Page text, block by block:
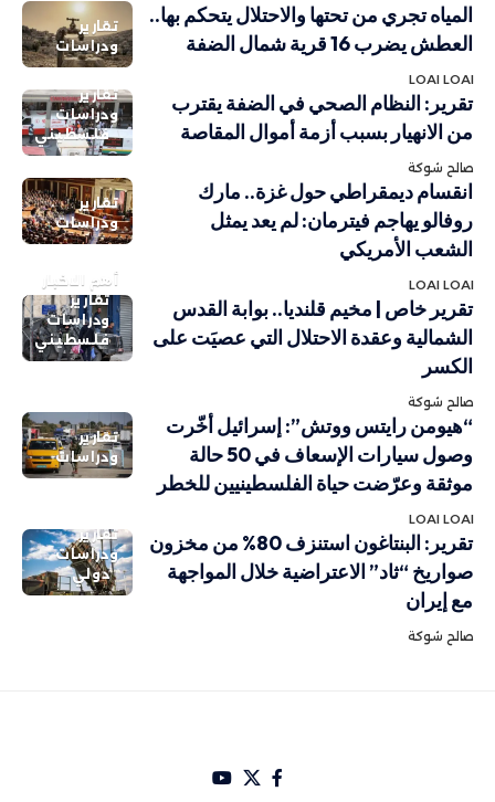
تقارير
ودراسات
المياه تجري من تحتها والاحتلال يتحكم بها..
العطش يضرب 16 قرية شمال الضفة
LOAI LOAI
تقارير
ودراسات
فلسطيني
تقرير: النظام الصحي في الضفة يقترب
من الانهيار بسبب أزمة أموال المقاصة
صالح شوكة
تقارير
ودراسات
انقسام ديمقراطي حول غزة.. مارك
روفالو يهاجم فيترمان: لم يعد يمثل
الشعب الأمريكي
LOAI LOAI
أهم الاخبار
تقارير
ودراسات
فلسطيني
تقرير خاص | مخيم قلنديا.. بوابة القدس
الشمالية وعقدة الاحتلال التي عصيَت على
الكسر
صالح شوكة
تقارير
ودراسات
“هيومن رايتس ووتش”: إسرائيل أخّرت
وصول سيارات الإسعاف في 50 حالة
موثقة وعرّضت حياة الفلسطينيين للخطر
LOAI LOAI
تقارير
ودراسات
دولي
تقرير: البنتاغون استنزف 80% من مخزون
صواريخ “ثاد” الاعتراضية خلال المواجهة
مع إيران
صالح شوكة